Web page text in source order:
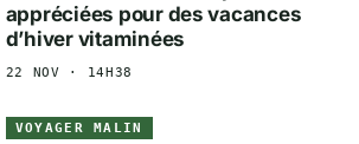
appréciées pour des vacances
d’hiver vitaminées
22 NOV · 14H38
VOYAGER MALIN